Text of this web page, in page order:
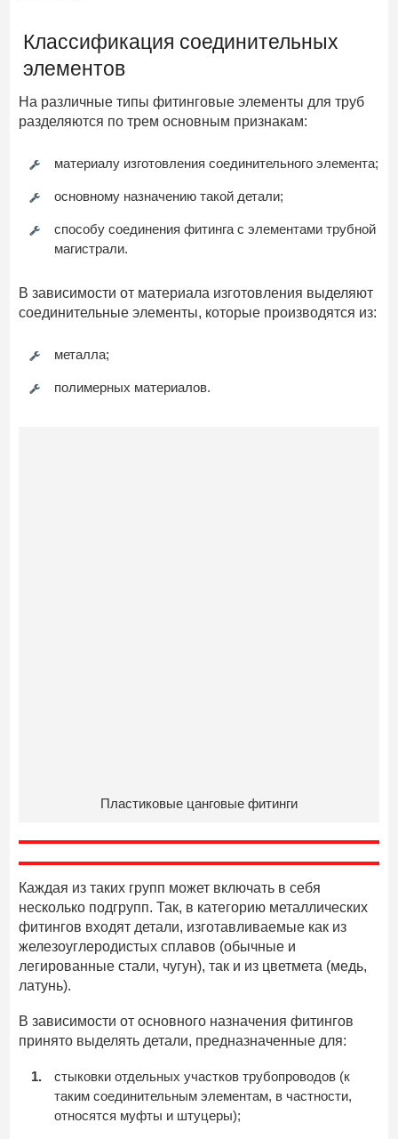
Классификация соединительных
элементов
На различные типы фитинговые элементы для труб
разделяются по трем основным признакам:
материалу изготовления соединительного элемента;
основному назначению такой детали;
способу соединения фитинга с элементами трубной
магистрали.
В зависимости от материала изготовления выделяют
соединительные элементы, которые производятся из:
металла;
полимерных материалов.
Пластиковые цанговые фитинги
Каждая из таких групп может включать в себя
несколько подгрупп. Так, в категорию металлических
фитингов входят детали, изготавливаемые как из
железоуглеродистых сплавов (обычные и
легированные стали, чугун), так и из цветмета (медь,
латунь).
В зависимости от основного назначения фитингов
принято выделять детали, предназначенные для:
стыковки отдельных участков трубопроводов (к
таким соединительным элементам, в частности,
относятся муфты и штуцеры);